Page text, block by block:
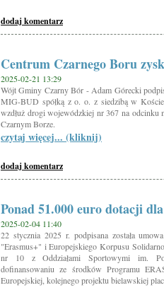
dodaj komentarz
Centrum Czarnego Boru
2025-02-21 13:29
Wójt Gminy Czarny Bór - Adam Górecki
MIG-BUD spółką z o. o. z siedzibą w
wzdłuż drogi wojewódzkiej nr 367 na odcinku
Czarnym Borze.
czytaj więcej... (kliknij)
dodaj komentarz
Ponad 51.000 euro dotacji
2025-02-04 11:40
22 stycznia 2025 r. podpisana została
"Erasmus+" i Europejskiego Korpusu
nr 10 z Oddziałami Sportowymi im.
dofinansowaniu ze środków Programu
Europejskiej, kolejnego projektu bielawskiej